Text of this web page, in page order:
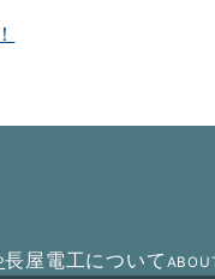
長屋電工について